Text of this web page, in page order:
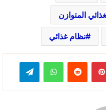
المتوازن
نظام غذائي
بينتيريست واتساب تيلقرام